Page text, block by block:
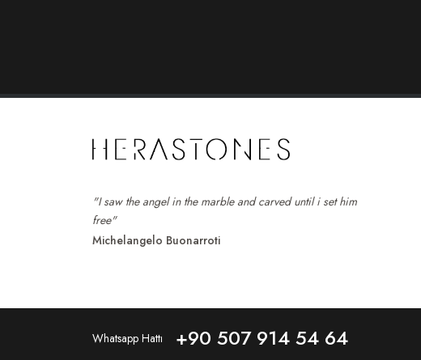
"I saw the angel in the marble and carved until i set him
free"
Michelangelo Buonarroti
Whatsapp Hattı +90 507 914 54 64